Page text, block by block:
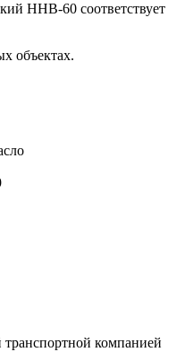
HHB-60 соответствует
объектах.
компанией